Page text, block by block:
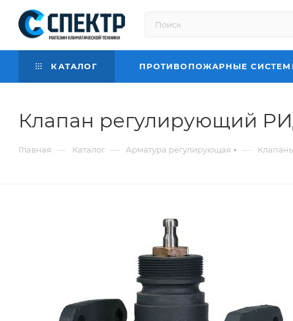
КАТАЛОГ ПРОТИВОПОЖАРНЫЕ
Клапан регулирующий
Главная — Каталог — Арматура регулирующая —